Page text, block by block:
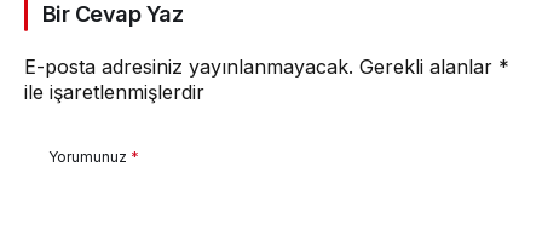
Bir Cevap Yaz
E-posta adresiniz yayınlanmayacak. Gerekli alanlar *
ile işaretlenmişlerdir
Yorumunuz *